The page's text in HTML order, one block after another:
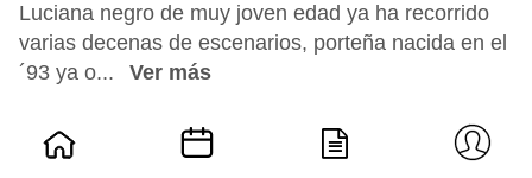
Luciana negro de muy joven edad ya ha recorrido
varias decenas de escenarios, porteña nacida en el
´93 ya o...
Ver más